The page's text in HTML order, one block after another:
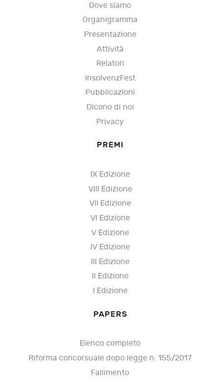
Dove siamo
Organigramma
Presentazione
Attività
Relatori
InsolvenzFest
Pubblicazioni
Dicono di noi
Privacy
PREMI
IX Edizione
VIII Edizione
VII Edizione
VI Edizione
V Edizione
IV Edizione
III Edizione
II Edizione
I Edizione
PAPERS
Elenco completo
Riforma concorsuale dopo legge n. 155/2017
Fallimento